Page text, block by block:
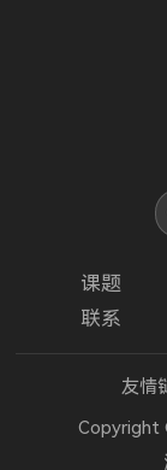
课题
联系
友情
Copyright